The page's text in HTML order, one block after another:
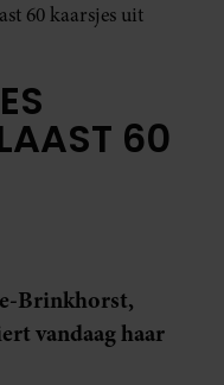
60 kaarsjes uit
60
Brinkhorst,
vandaag haar